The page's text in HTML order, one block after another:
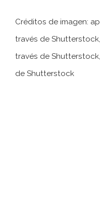
Créditos de imagen:
través de
través de
de Shutterstock